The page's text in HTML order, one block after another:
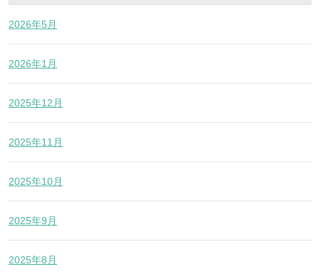
2026年5月
2026年1月
2025年12月
2025年11月
2025年10月
2025年9月
2025年8月